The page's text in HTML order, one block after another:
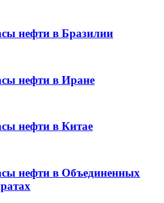
нефти в Бразилии
нефти в Иране
нефти в Китае
нефти в Объединенных